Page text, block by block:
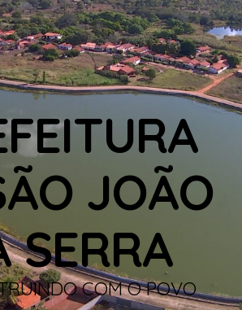
JOÃO
SERRA
COM O POVO